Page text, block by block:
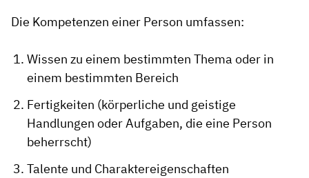
Die Kompetenzen einer Person umfassen:
Wissen zu einem bestimmten Thema oder in
einem bestimmten Bereich
Fertigkeiten (körperliche und geistige
Handlungen oder Aufgaben, die eine Person
beherrscht)
Talente und Charaktereigenschaften